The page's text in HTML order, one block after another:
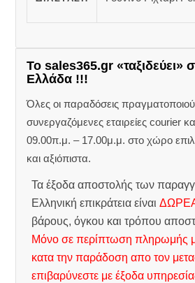
Το sales365.gr «ταξιδεύει»
Ελλάδα !!!
Όλες οι παραδόσεις
συνεργαζόμενες εταιρείες courier
09.00π.μ. – 17.00μ.μ. στο χώρο
και αξιόπιστα.
Τα έξοδα αποστολής των
Ελληνική επικράτεια είναι
βάρους, όγκου και τρόπου
Μόνο σε περίπτωση πληρωμής
κατα την παράδοση απο τον
επιβαρύνεστε με έξοδα